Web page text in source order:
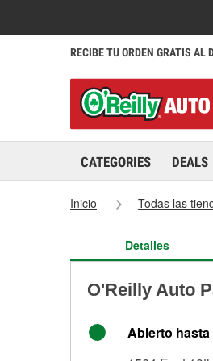
RECIBE TU ORDEN GRATIS AL
CATEGORIES DEALS
Inicio Todas las
Detalles
O'Reilly Auto
Abierto hasta